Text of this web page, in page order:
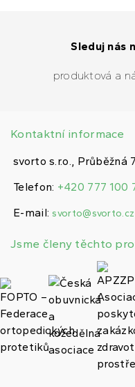
Sleduj nás
produktová a
Kontaktní informace
svorto s.r.o., Průběžná
Telefon: +420 777 100
E-mail: svorto@svorto.cz
Jsme členy těchto